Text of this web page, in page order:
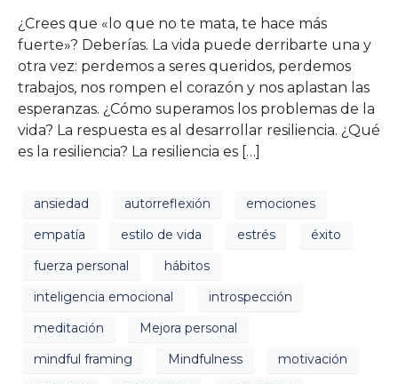
¿Crees que «lo que no te mata, te hace más
fuerte»? Deberías. La vida puede derribarte una y
otra vez: perdemos a seres queridos, perdemos
trabajos, nos rompen el corazón y nos aplastan las
esperanzas. ¿Cómo superamos los problemas de la
vida? La respuesta es al desarrollar resiliencia. ¿Qué
es la resiliencia? La resiliencia es […]
ansiedad autorreflexión
emociones
empatía
estilo de vida estrés
éxito
fuerza personal
hábitos
inteligencia emocional
introspección
meditación
Mejora personal
mindful framing
Mindfulness
motivación